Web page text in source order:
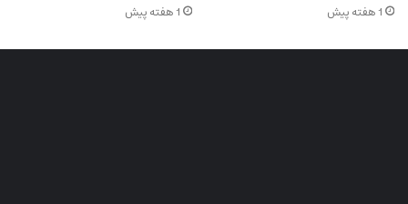
1 هفته پیش 1 هفته پیش